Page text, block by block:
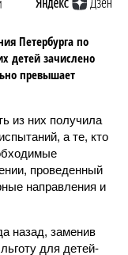
Петербурга по
детей зачислено
превышает
из них получила
а те, кто
проведенный
направления и
назад, заменив
для детей-